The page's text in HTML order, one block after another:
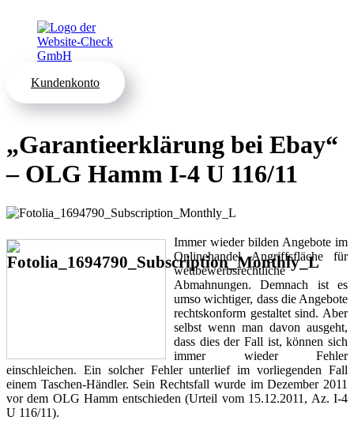
Kundenkonto
„Garantieerklärung bei Ebay“
– OLG Hamm I-4 U 116/11
Immer wieder bilden Angebote im
Onlinehandel Angriffsfläche für
wettbewerbsrechtliche
Abmahnungen. Demnach ist es
umso wichtiger, dass die Angebote
rechtskonform gestaltet sind. Aber
selbst wenn man davon ausgeht,
dass dies der Fall ist, können sich
immer wieder Fehler
einschleichen. Ein solcher Fehler unterlief im vorliegenden Fall
einem Taschen-Händler. Sein Rechtsfall wurde im Dezember 2011
vor dem OLG Hamm entschieden (Urteil vom 15.12.2011, Az. I-4
U 116/11).